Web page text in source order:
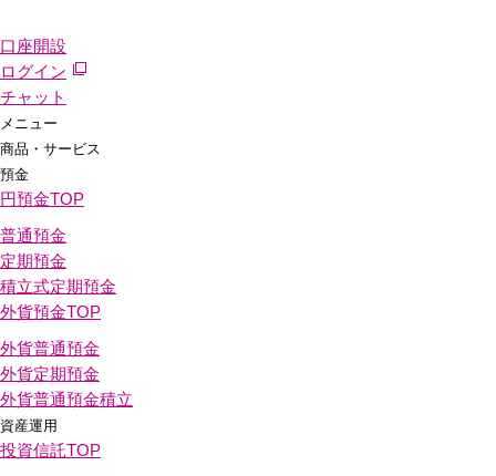
口座開設
ログイン
チャット
メニュー
商品・サービス
預金
円預金TOP
普通預金
定期預金
積立式定期預金
外貨預金TOP
外貨普通預金
外貨定期預金
外貨普通預金積立
資産運用
投資信託TOP